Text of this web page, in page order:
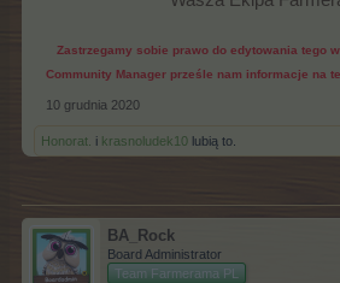
Zastrzegamy sobie prawo do edytowania tego
Community Manager prześle nam informacje na
10 grudnia 2020
Honorat. i krasnoludek10 lubią to.
BA_Rock
Board Administrator
Team Farmerama PL